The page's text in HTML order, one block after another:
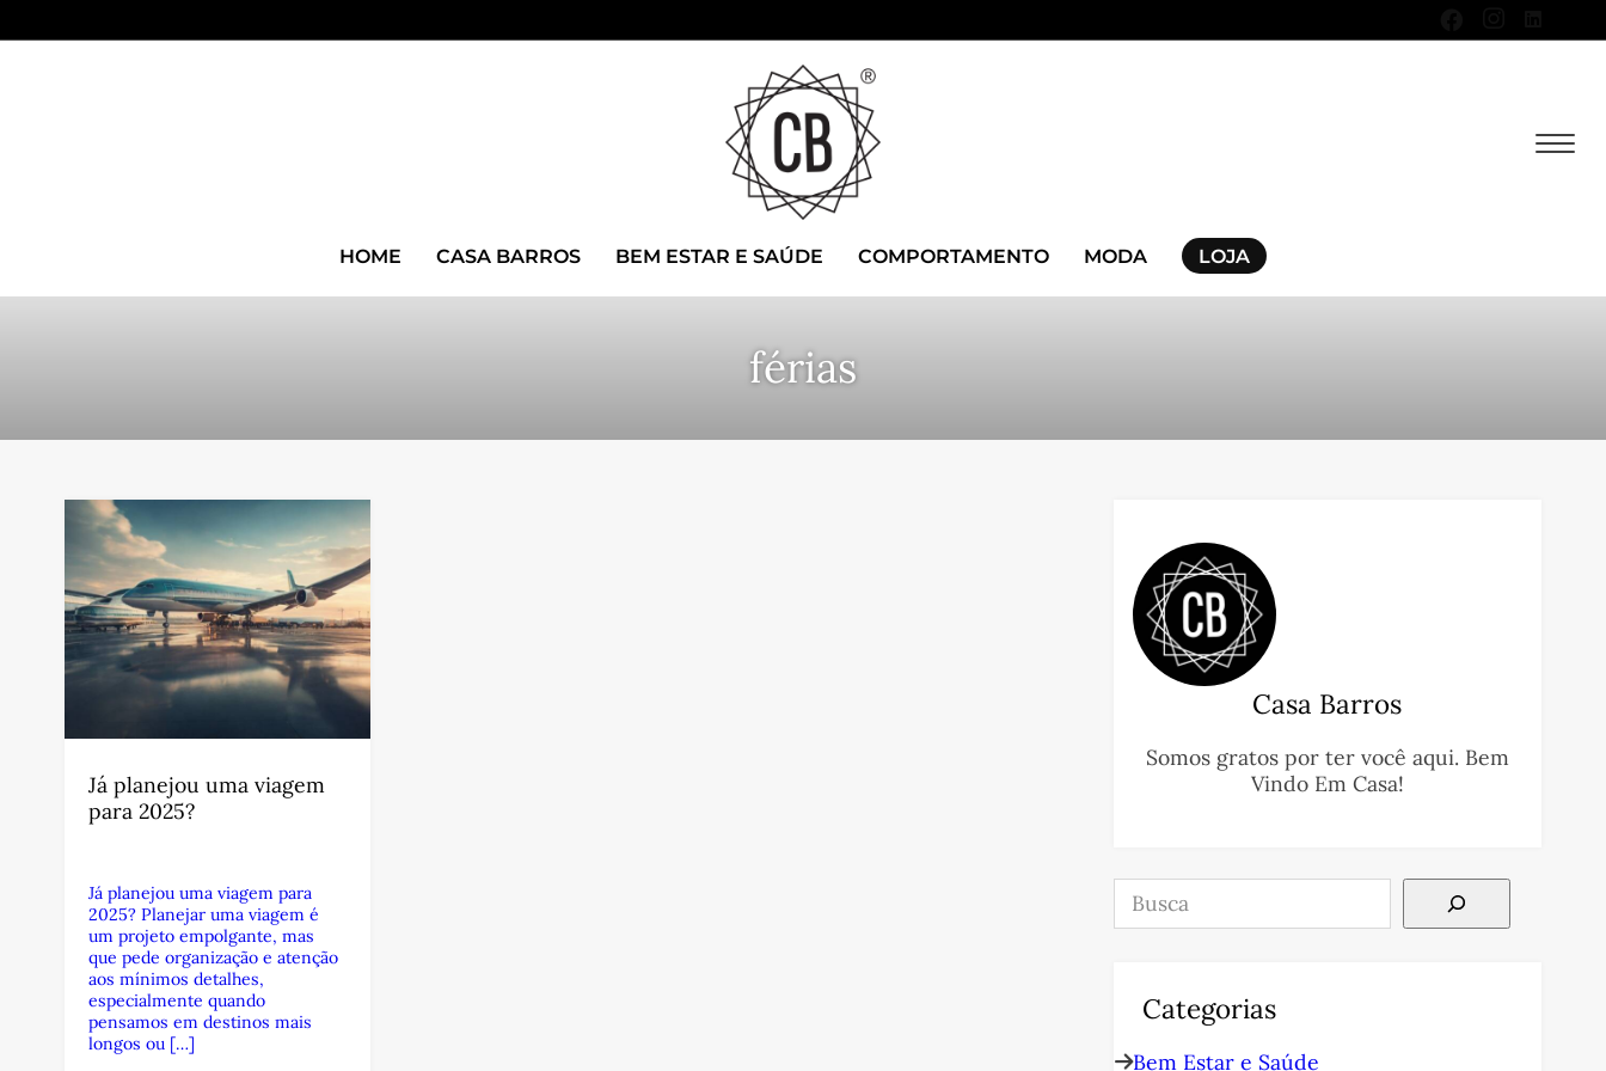
HOME CASA BARROS BEM ESTAR E SAÚDE COMPORTAMENTO MODA LOJA
férias
Já planejou uma viagem
para 2025?
Já planejou uma viagem para
2025? Planejar uma viagem é
um projeto empolgante, mas
que pede organização e atenção
aos mínimos detalhes,
especialmente quando
pensamos em destinos mais
longos ou […]
Casa Barros
Somos gratos por ter você aqui. Bem
Vindo Em Casa!
Pesquisar
Categorias
Bem Estar e Saúde